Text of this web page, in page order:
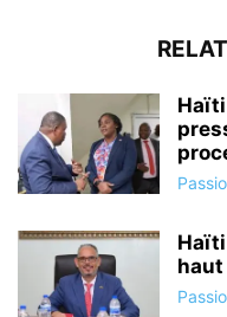
haut